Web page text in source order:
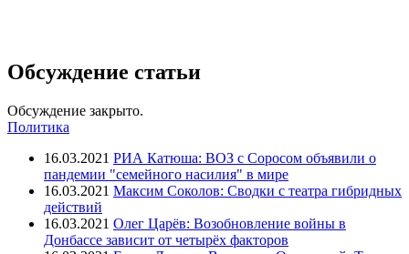
Обсуждение статьи
Обсуждение закрыто.
Политика
16.03.2021 РИА Катюша: ВОЗ с Соросом объявили о
пандемии "семейного насилия" в мире
16.03.2021 Максим Соколов: Сводки с театра гибридных
действий
16.03.2021 Олег Царёв: Возобновление войны в
Донбассе зависит от четырёх факторов